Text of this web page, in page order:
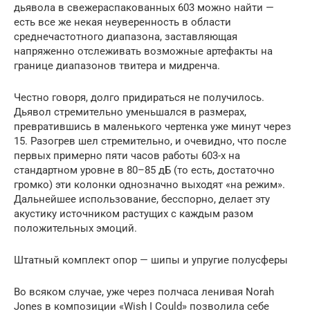
дьявола в свежераспакованных 603 можно найти —
есть все же некая неуверенность в области
среднечастотного диапазона, заставляющая
напряженно отслеживать возможные артефакты на
границе диапазонов твитера и мидренча.
Честно говоря, долго придираться не получилось.
Дьявол стремительно уменьшался в размерах,
превратившись в маленького чертенка уже минут через
15. Разогрев шел стремительно, и очевидно, что после
первых примерно пяти часов работы 603-х на
стандартном уровне в 80–85 дБ (то есть, достаточно
громко) эти колонки однозначно выходят «на режим».
Дальнейшее использование, бесспорно, делает эту
акустику источником растущих с каждым разом
положительных эмоций.
Штатный комплект опор — шипы и упругие полусферы
Во всяком случае, уже через полчаса ленивая Norah
Jones в композиции «Wish I Could» позволила себе